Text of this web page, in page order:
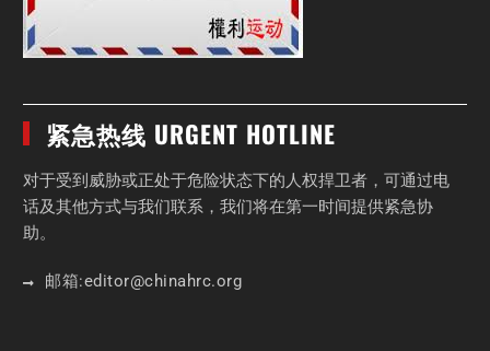
紧急热线 URGENT HOTLINE
对于受到威胁或正处于危险状态下的人权捍卫者，可通过电
话及其他方式与我们联系，我们将在第一时间提供紧急协
助。
邮箱:editor@chinahrc.org